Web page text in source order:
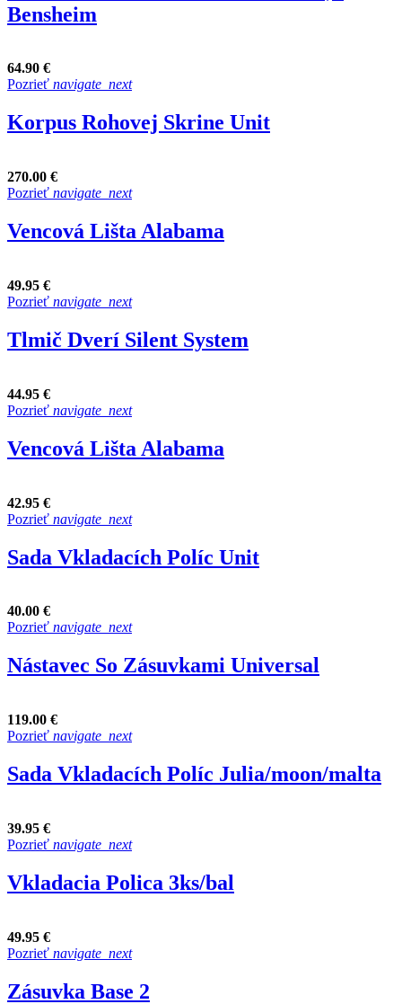
Bensheim
64.90 €
Pozrieť navigate_next
Korpus Rohovej Skrine Unit
270.00 €
Pozrieť navigate_next
Vencová Lišta Alabama
49.95 €
Pozrieť navigate_next
Tlmič Dverí Silent System
44.95 €
Pozrieť navigate_next
Vencová Lišta Alabama
42.95 €
Pozrieť navigate_next
Sada Vkladacích Políc Unit
40.00 €
Pozrieť navigate_next
Nástavec So Zásuvkami Universal
119.00 €
Pozrieť navigate_next
Sada Vkladacích Políc Julia/moon/malta
39.95 €
Pozrieť navigate_next
Vkladacia Polica 3ks/bal
49.95 €
Pozrieť navigate_next
Zásuvka Base 2